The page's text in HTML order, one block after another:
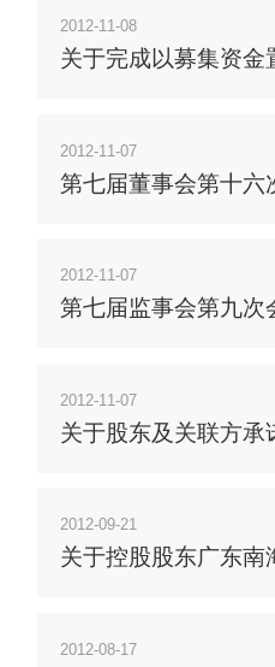
2012-11-08
关于完成以募集资金
2012-11-07
第七届董事会第十六
2012-11-07
第七届监事会第九次
2012-11-07
关于股东及关联方承
2012-09-21
关于控股股东广东南
2012-08-17